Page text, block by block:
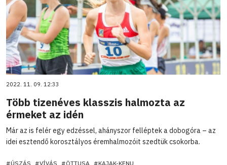
2022. 11. 09. 12:33
Több tizenéves klasszis halmozta az
érmeket az idén
Már az is felér egy edzéssel, ahányszor felléptek a dobogóra – az
idei esztendő korosztályos éremhalmozóit szedtük csokorba.
#ÚSZÁS #VÍVÁS #ÖTTUSA #KAJAK-KENU